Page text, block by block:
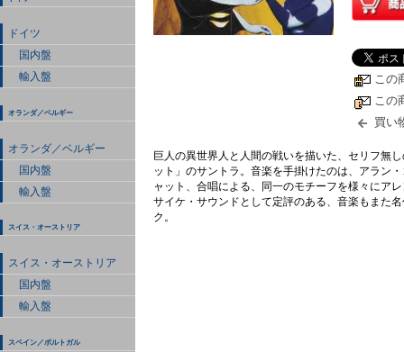
ドイツ
国内盤
輸入盤
オランダ／ベルギー
オランダ／ベルギー
国内盤
輸入盤
スイス・オーストリア
スイス・オーストリア
国内盤
輸入盤
スペイン／ポルトガル
この
この
買い
巨人の異世界人と人間の戦いを描いた、セリフ無
ット」のサントラ。音楽を手掛けたのは、アラン
ャット、合唱による、同一のモチーフを様々にア
サイケ・サウンドとして定評のある、音楽もまた
ク。